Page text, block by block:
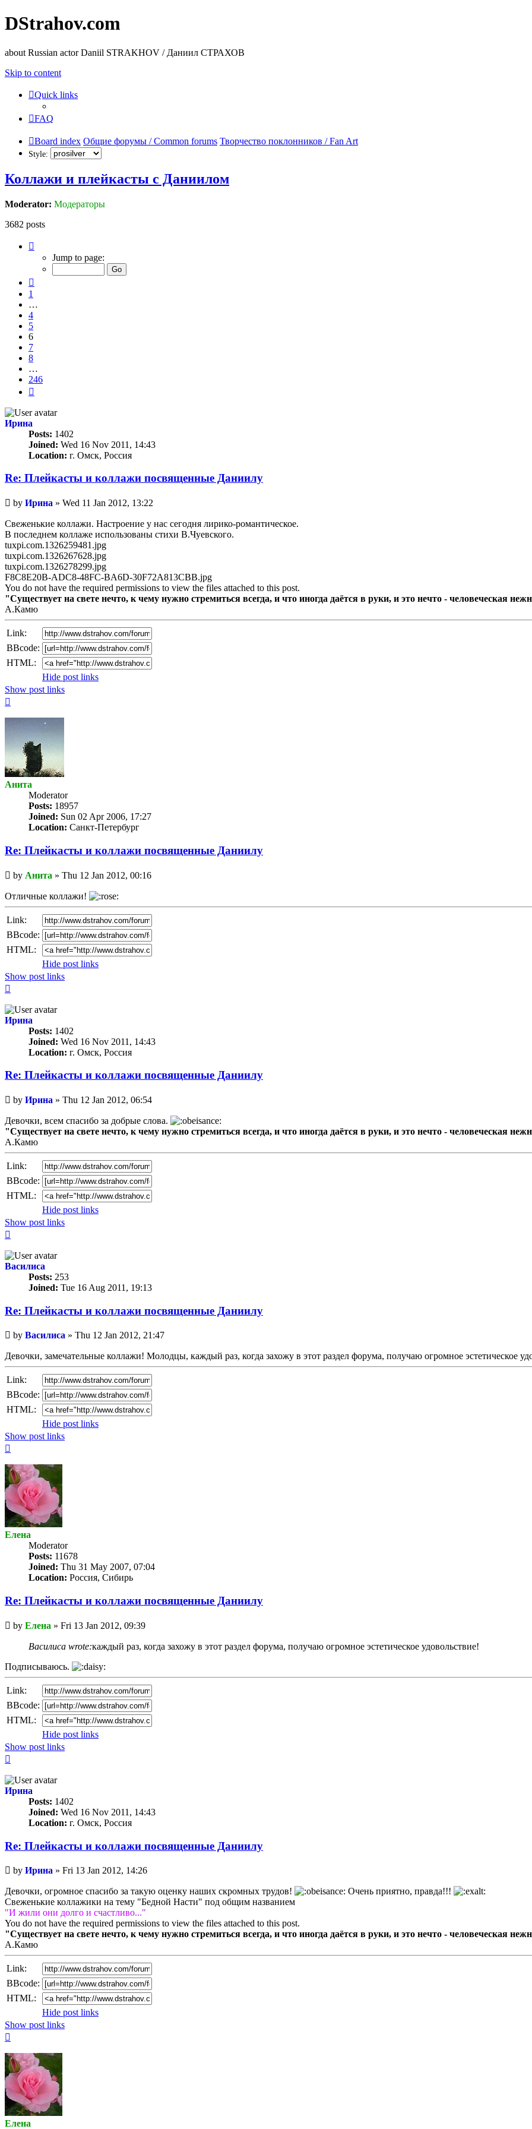
DStrahov.com
about Russian actor Daniil STRAKHOV / Даниил СТРАХОВ
Skip to content
Quick links
FAQ
Board index Общие форумы / Common forums Творчество поклонников / Fan Art
Style:
Коллажи и плейкасты с Даниилом
Moderator: Модераторы
3682 posts
Jump to page:
1
…
4
5
6
7
8
…
246
Ирина
Posts: 1402
Joined: Wed 16 Nov 2011, 14:43
Location: г. Омск, Россия
Re: Плейкасты и коллажи посвященные Даниилу
Unread
post
by Ирина » Wed 11 Jan 2012, 13:22
Свеженькие коллажи. Настроение у нас сегодня лирико-романтическое.
В последнем коллаже использованы стихи В.Чуевского.
tuxpi.com.1326259481.jpg
tuxpi.com.1326267628.jpg
tuxpi.com.1326278299.jpg
F8C8E20B-ADC8-48FC-BA6D-30F72A813CBB.jpg
You do not have the required permissions to view the files attached to this post.
"Существует на свете нечто, к чему нужно стремиться всегда, и что иногда даётся в руки, и это нечто - человеческая
А.Камю
Link:
BBcode:
HTML:
Hide post links
Show post links
Анита
Мoderator
Posts: 18957
Joined: Sun 02 Apr 2006, 17:27
Location: Санкт-Петербург
Re: Плейкасты и коллажи посвященные Даниилу
Unread
post
by Анита » Thu 12 Jan 2012, 00:16
Отличные коллажи!
Link:
BBcode:
HTML:
Hide post links
Show post links
Ирина
Posts: 1402
Joined: Wed 16 Nov 2011, 14:43
Location: г. Омск, Россия
Re: Плейкасты и коллажи посвященные Даниилу
Unread
post
by Ирина » Thu 12 Jan 2012, 06:54
Девочки, всем спасибо за добрые слова.
"Существует на свете нечто, к чему нужно стремиться всегда, и что иногда даётся в руки, и это нечто - человеческая
А.Камю
Link:
BBcode:
HTML:
Hide post links
Show post links
Василиса
Posts: 253
Joined: Tue 16 Aug 2011, 19:13
Re: Плейкасты и коллажи посвященные Даниилу
Unread
post
by Василиса » Thu 12 Jan 2012, 21:47
Девочки, замечательные коллажи! Молодцы, каждый раз, когда захожу в этот раздел форума, получаю огромное эстетическое
Link:
BBcode:
HTML:
Hide post links
Show post links
Елена
Мoderator
Posts: 11678
Joined: Thu 31 May 2007, 07:04
Location: Россия, Сибирь
Re: Плейкасты и коллажи посвященные Даниилу
Unread
post
by Елена » Fri 13 Jan 2012, 09:39
Василиса wrote:каждый раз, когда захожу в этот раздел форума, получаю огромное эстетическое удовольствие!
Подписываюсь.
Link:
BBcode:
HTML:
Hide post links
Show post links
Ирина
Posts: 1402
Joined: Wed 16 Nov 2011, 14:43
Location: г. Омск, Россия
Re: Плейкасты и коллажи посвященные Даниилу
Unread
post
by Ирина » Fri 13 Jan 2012, 14:26
Девочки, огромное спасибо за такую оценку наших скромных трудов!
Очень приятно, правда!!!
Свеженькие коллажики на тему "Бедной Насти" под общим названием
"И жили они долго и счастливо..."
You do not have the required permissions to view the files attached to this post.
"Существует на свете нечто, к чему нужно стремиться всегда, и что иногда даётся в руки, и это нечто - человеческая
А.Камю
Link:
BBcode:
HTML:
Hide post links
Show post links
Елена